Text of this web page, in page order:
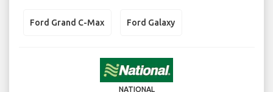
Ford Grand C-Max Ford Galaxy
NATIONAL